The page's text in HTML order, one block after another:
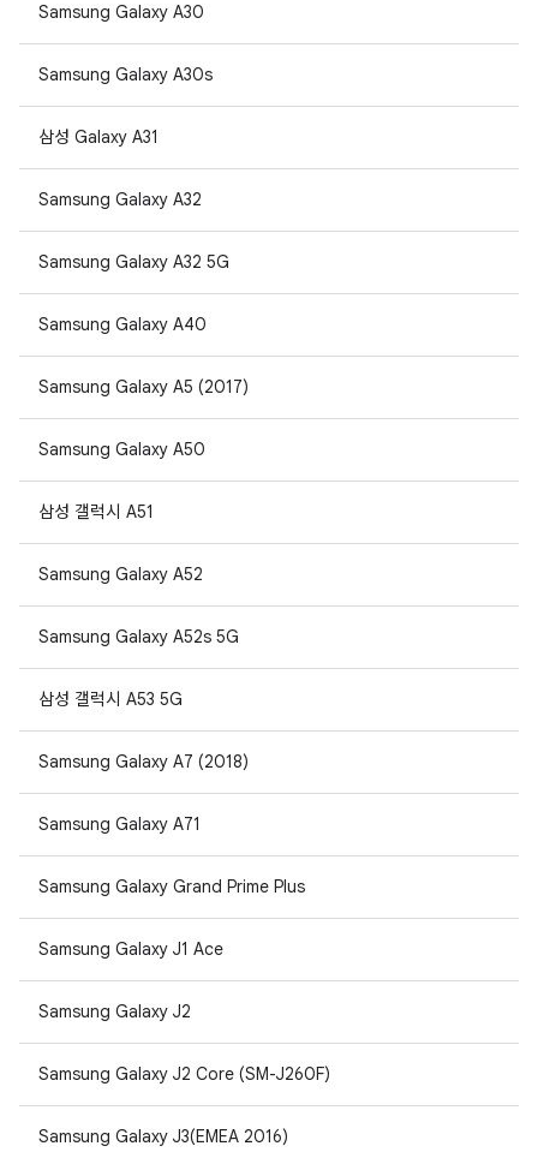
Samsung Galaxy A30
Samsung Galaxy A30s
삼성 Galaxy A31
Samsung Galaxy A32
Samsung Galaxy A32 5G
Samsung Galaxy A40
Samsung Galaxy A5 (2017)
Samsung Galaxy A50
삼성 갤럭시 A51
Samsung Galaxy A52
Samsung Galaxy A52s 5G
삼성 갤럭시 A53 5G
Samsung Galaxy A7 (2018)
Samsung Galaxy A71
Samsung Galaxy Grand Prime Plus
Samsung Galaxy J1 Ace
Samsung Galaxy J2
Samsung Galaxy J2 Core (SM-J260F)
Samsung Galaxy J3(EMEA 2016)